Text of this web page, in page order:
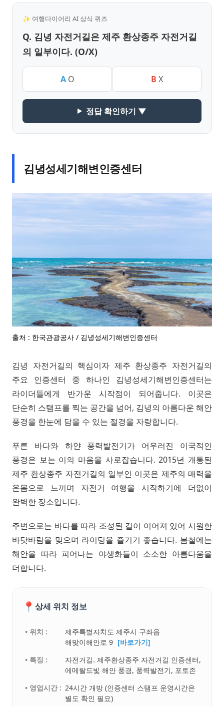
✨ 여행다이어리 AI 상식 퀴즈
Q. 김녕 자전거길은 제주 환상종주 자전거길
의 일부이다. (O/X)
AO B X
정답 확인하기 ▼
김녕성세기해변인증센터
출처 : 한국관광공사 / 김녕성세기해변인증센터
김녕 자전거길의 핵심이자 제주 환상종주 자전거길의
주요 인증센터 중 하나인 김녕성세기해변인증센터는
라이더들에게 반가운 시작점이 되어줍니다. 이곳은
단순히 스탬프를 찍는 공간을 넘어, 김녕의 아름다운 해안
풍경을 한눈에 담을 수 있는 절경을 자랑합니다.
푸른 바다와 하얀 풍력발전기가 어우러진 이국적인
풍경은 보는 이의 마음을 사로잡습니다. 2015년 개통된
제주 환상종주 자전거길의 일부인 이곳은 제주의 매력을
온몸으로 느끼며 자전거 여행을 시작하기에 더없이
완벽한 장소입니다.
주변으로는 바다를 따라 조성된 길이 이어져 있어 시원한
바닷바람을 맞으며 라이딩을 즐기기 좋습니다. 봄철에는
해안을 따라 피어나는 야생화들이 소소한 아름다움을
더합니다.
📍 상세 위치 정보
• 위치 :
제주특별자치도 제주시 구좌읍
해맞이해안로 9 [바로가기]
• 특징 :
자전거길. 제주환상종주 자전거길 인증센터,
에메랄드빛 해안 풍경, 풍력발전기, 포토존
• 영업시간 : 24시간 개방 (인증센터 스탬프 운영시간은
별도 확인 필요)